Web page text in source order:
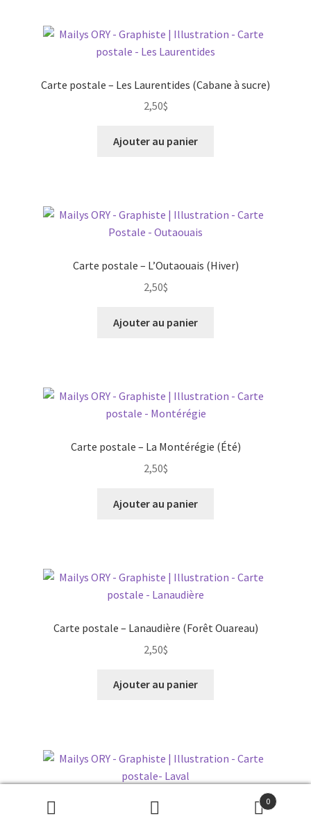
Carte postale – Les Laurentides (Cabane à sucre)
2,50$
Ajouter au panier
Carte postale – L’Outaouais (Hiver)
2,50$
Ajouter au panier
Carte postale – La Montérégie (Été)
2,50$
Ajouter au panier
Carte postale – Lanaudière (Forêt Ouareau)
2,50$
Ajouter au panier
Recherche
Recherche
0